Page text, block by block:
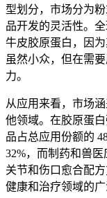
型划分，市场分为
品开发的灵活性。
牛皮胶原蛋白，因
虽然小众，但在需
力。
从应用来看，市场
他领域。在胶原蛋
品占总应用份额的
32%，而制药和兽
关节和伤口愈合配
健康和治疗领域的广